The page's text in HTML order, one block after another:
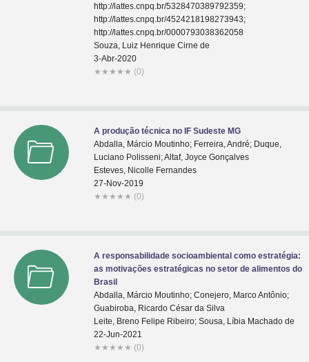
http://lattes.cnpq.br/5328470389792359;
http://lattes.cnpq.br/4524218198273943;
http://lattes.cnpq.br/0000793038362058
Souza, Luiz Henrique Cirne de
3-Abr-2020
★ ★ ★ ★ ★ (0)
A produção técnica no IF Sudeste MG
Abdalla, Márcio Moutinho; Ferreira, André; Duque,
Luciano Polisseni; Altaf, Joyce Gonçalves
Esteves, Nicolle Fernandes
27-Nov-2019
★ ★ ★ ★ ★ (0)
A responsabilidade socioambiental como estratégia:
as motivações estratégicas no setor de alimentos do
Brasil
Abdalla, Márcio Moutinho; Conejero, Marco Antônio;
Guabiroba, Ricardo César da Silva
Leite, Breno Felipe Ribeiro; Sousa, Líbia Machado de
22-Jun-2021
★ ★ ★ ★ ★ (0)